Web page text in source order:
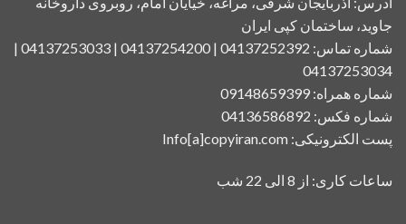
جاوید، ساختمان کپی ایران
شماره تماس: 04137252392 | 04137254200 | 04137253033 |
04137253034
شماره همراه: 09148659399
شماره فکس: 04136586892
پست الکترونیکی: Info[a]copyiran.com
ساعات کاری: از 8 الی 22 شب